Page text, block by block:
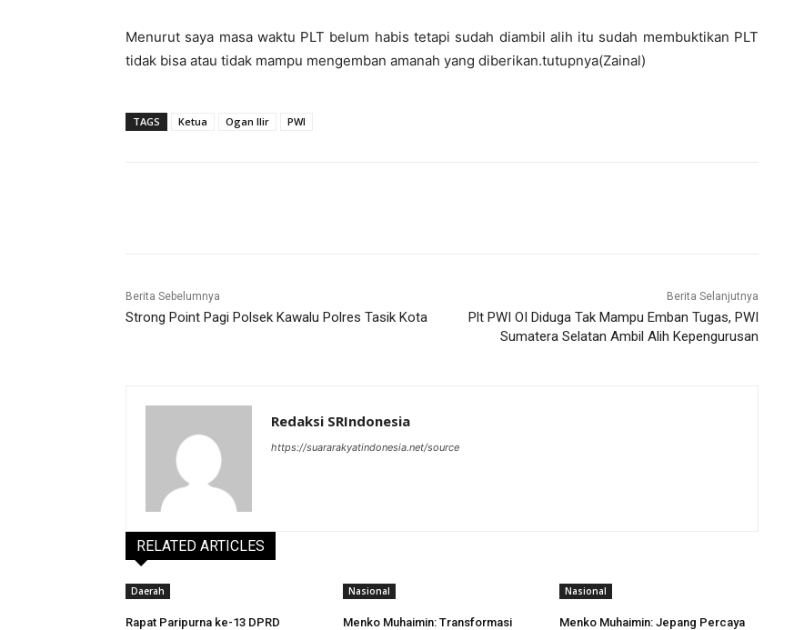
Menurut saya masa waktu PLT belum habis tetapi sudah diambil alih itu sudah membuktikan PLT
tidak bisa atau tidak mampu mengemban amanah yang diberikan.tutupnya(Zainal)
TAGS Ketua Ogan Ilir PWI
Berita Sebelumnya
Strong Point Pagi Polsek Kawalu Polres Tasik Kota
Berita Selanjutnya
Plt PWI OI Diduga Tak Mampu Emban Tugas, PWI
Sumatera Selatan Ambil Alih Kepengurusan
Redaksi SRIndonesia
https://suararakyatindonesia.net/source
RELATED ARTICLES
Daerah
Rapat Paripurna ke-13 DPRD
Nasional
Menko Muhaimin: Transformasi
Nasional
Menko Muhaimin: Jepang Percaya